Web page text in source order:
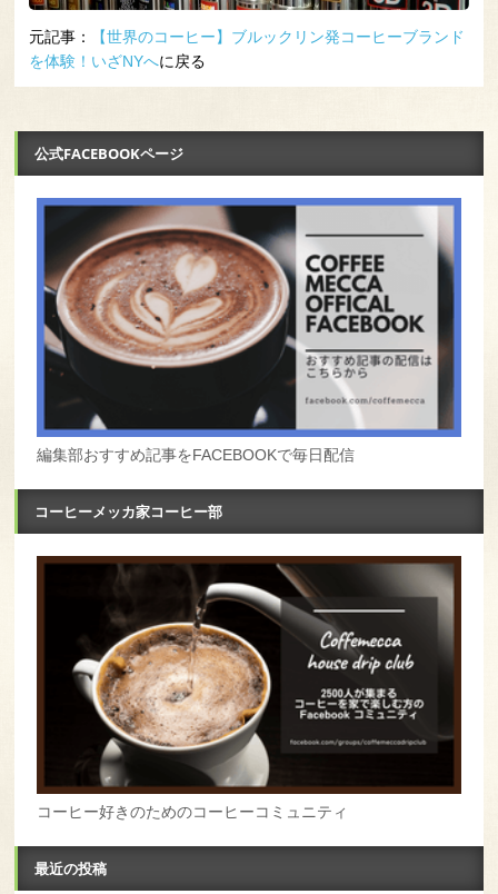
元記事：
【世界のコーヒー】ブルックリン発コーヒーブランド
を体験！いざNYへに戻る
公式FACEBOOKページ
編集部おすすめ記事をFACEBOOKで毎日配信
コーヒーメッカ家コーヒー部
コーヒー好きのためのコーヒーコミュニティ
最近の投稿